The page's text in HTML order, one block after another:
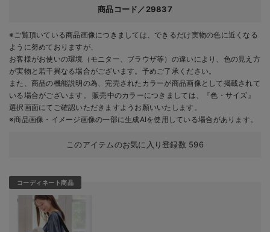
商品コード／29837
※ご覧頂いている商品画像につきましては、できるだけ実物の色に近くなる
ように努めておりますが、
お客様がお使いの環境（モニター、ブラウザ等）の違いにより、色の見え方
が実物と若干異なる場合がございます。予めご了承ください。
また、商品の機能説明の為、完売されたカラーが商品画像として掲載されて
いる場合がございます。 販売中のカラーにつきましては、『色・サイズ』
選択画面にてご確認いただきますようお願いいたします。
※商品画像・イメージ画像の一部に生成AIを使用している場合があります。
このアイテムのお気に入り登録数 596
コーディネート商品